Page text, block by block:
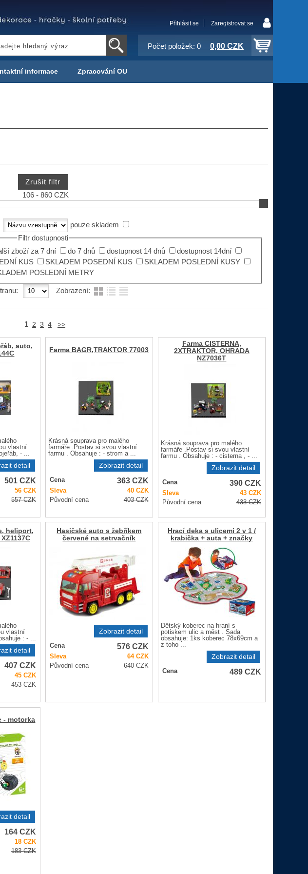
Přihlásit se Zaregistrovat se
Počet položek: 0 0,00 CZK
informace Zpracování OU
106 - 860 CZK
pouze skladem
Filtr dostupnosti
zboží za 7 dní do 7 dnů dostupnost 14 dnů
dostupnost 14dní
KUS SKLADEM POSEDNÍ KUS
SKLADEM POSLEDNÍ KUSY
POSLEDNÍ METRY
Zobrazení:
1 2 3 4 >>
auto,
vlastní
- ...
detail
501 CZK
56 CZK
557CZK
Farma BAGR,TRAKTOR 77003
Krásná souprava pro malého
farmáře .Postav si svou vlastní
farmu . Obsahuje : - strom a ...
Zobrazit detail
Cena 363 CZK
Sleva 40 CZK
Původní cena
403CZK
Farma CISTERNA,
2XTRAKTOR, OHRADA
NZ7036T
Krásná souprava pro malého
farmáře .Postav si svou vlastní
farmu . Obsahuje : - cisterna , - ...
Zobrazit detail
Cena 390 CZK
Sleva 43 CZK
Původní cena
433CZK
heliport,
vlastní
: - ...
detail
407 CZK
45 CZK
453CZK
Hasičské auto s žebříkem
červené na setrvačník
Zobrazit detail
Cena 576 CZK
Sleva 64 CZK
Původní cena
640CZK
Hrací deka s ulicemi 2 v 1 /
krabička + auta + značky
Dětský koberec na hraní s
potiskem ulic a měst . Sada
obsahuje: 1ks koberec 78x69cm a
z toho ...
Zobrazit detail
Cena 489 CZK
- motorka
detail
164 CZK
18 CZK
183CZK